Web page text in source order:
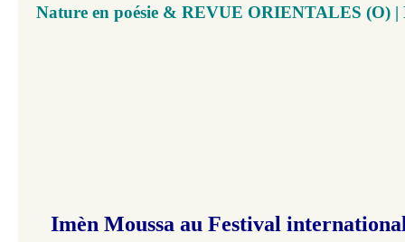
Nature en poésie & REVUE ORIENTALES (O) |
Imèn Moussa au Festival